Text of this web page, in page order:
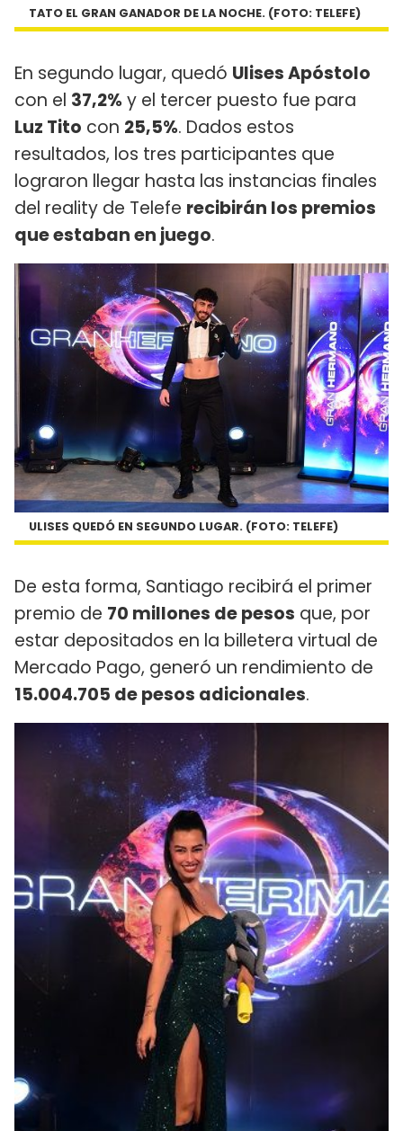
TATO EL GRAN GANADOR DE LA NOCHE. (FOTO: TELEFE)
En segundo lugar, quedó Ulises Apóstolo
con el 37,2% y el tercer puesto fue para
Luz Tito con 25,5%. Dados estos
resultados, los tres participantes que
lograron llegar hasta las instancias finales
del reality de Telefe recibirán los premios
que estaban en juego.
ULISES QUEDÓ EN SEGUNDO LUGAR. (FOTO: TELEFE)
De esta forma, Santiago recibirá el primer
premio de 70 millones de pesos que, por
estar depositados en la billetera virtual de
Mercado Pago, generó un rendimiento de
15.004.705 de pesos adicionales.